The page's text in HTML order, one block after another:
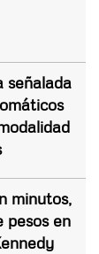
señalada
minutos,
pesos en